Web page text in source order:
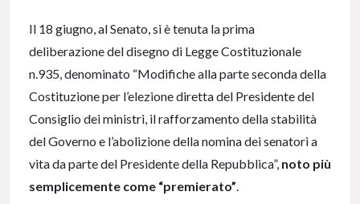
Il 18 giugno, al Senato, si è tenuta la prima
deliberazione del disegno di Legge Costituzionale
n.935, denominato “Modifiche alla parte seconda della
Costituzione per l’elezione diretta del Presidente del
Consiglio dei ministri, il rafforzamento della stabilità
del Governo e l’abolizione della nomina dei senatori a
vita da parte del Presidente della Repubblica”, noto più
semplicemente come “premierato”.